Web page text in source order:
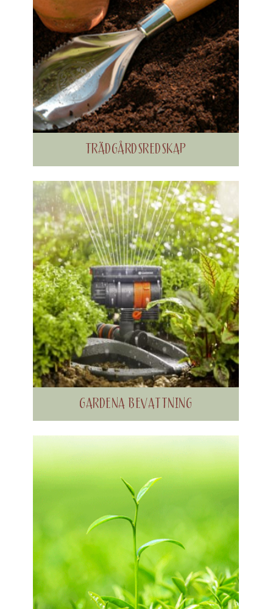
TRÄDGÅRDSREDSKAP
GARDENA BEVATTNING